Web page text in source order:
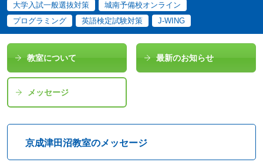
大学入試一般選抜対策
城南予備校オンライン
プログラミング
英語検定試験対策 J-WING
教室について 最新のお知らせ
メッセージ
京成津田沼教室のメッセージ